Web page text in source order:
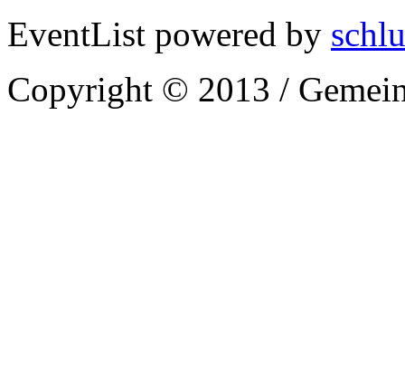
EventList powered by
Copyright © 2013 /